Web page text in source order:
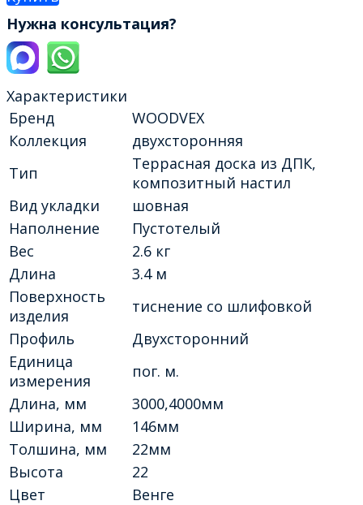
Нужна консультация?
Характеристики
Бренд
WOODVEX
Коллекция
двухсторонняя
Тип
Террасная доска из ДПК,
композитный настил
Вид укладки
шовная
Наполнение
Пустотелый
Вес
2.6 кг
Длина
3.4 м
Поверхность
изделия
тиснение со шлифовкой
Профиль
Двухсторонний
Единица
измерения
пог. м.
Длина, мм
3000,4000мм
Ширина, мм
146мм
Толшина, мм
22мм
Высота
22
Цвет
Венге